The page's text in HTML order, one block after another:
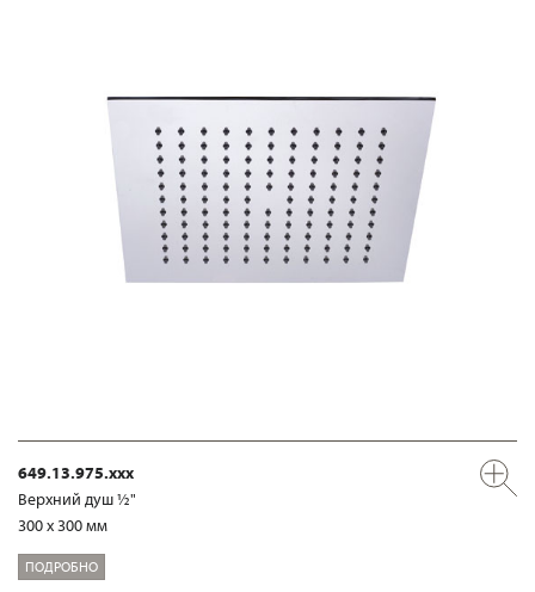
649.13.975.xxx
Верхний душ ½"
300 x 300 мм
ПОДРОБНО